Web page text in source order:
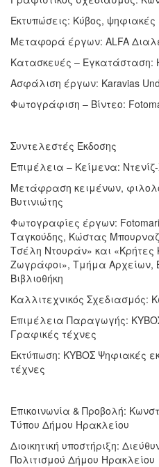
Εκτυπώσεις: Κύβος, ψηφιακές
Μεταφορά έργων: ALFA
Κατασκευές – Εγκατάσταση:
Ασφάλιση έργων: Karavias
Φωτογράφιση – Βίντεο:
Συντελεστές Έκδοσης
Επιμέλεια – Κείμενα:
Μετάφραση κειμένων,
Βυτινιώτης
Φωτογραφίες έργων:
Ταγκούδης, Κώστας
Τσέλη Ντουράν» και
Ζωγράφοι», Τμήμα Αρχείων,
Βιβλιοθήκη
Καλλιτεχνικός Σχεδιασμός:
Επιμέλεια Παραγωγής:
Γραφικές τέχνες
Εκτύπωση: ΚΥΒΟΣ Ψηφιακές
τέχνες
Επικοινωνία & Προβολή:
Τύπου Δήμου Ηρακλείου
Διοικητική υποστήριξη:
Πολιτισμού Δήμου Ηρακλείου